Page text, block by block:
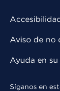
Aviso de no
Ayuda en
Síganos en